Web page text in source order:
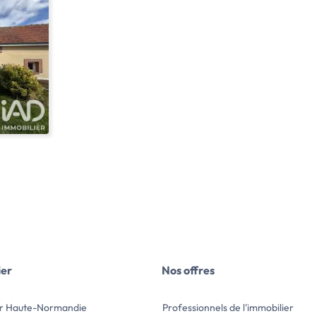
:
point
Haute-Normandie
Nos offres
Professionnels de l'immobilier